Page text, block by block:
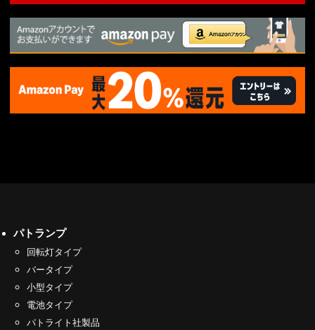
パトランプ
回転灯タイプ
バータイプ
小型タイプ
電池タイプ
パトライト社製品